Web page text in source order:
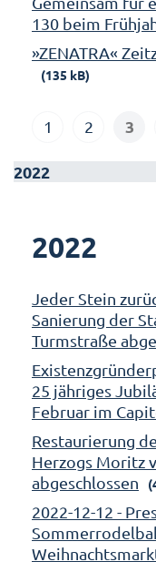
130 beim
»ZENATRA«
(135 kB)
1 2 3
2022
2022
Jeder Stein
Sanierung der
Turmstraße
25 jähriges
Februar im
Restaurierung
Herzogs Moritz
abgeschlossen
2022-12-12 -